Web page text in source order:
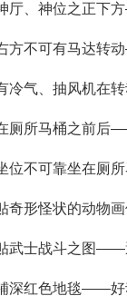
、神位之正下
不可有马达转
气、抽风机在
所马桶之前后
不可靠坐在厕
形怪状的动物
士战斗之图——
红色地毯——好